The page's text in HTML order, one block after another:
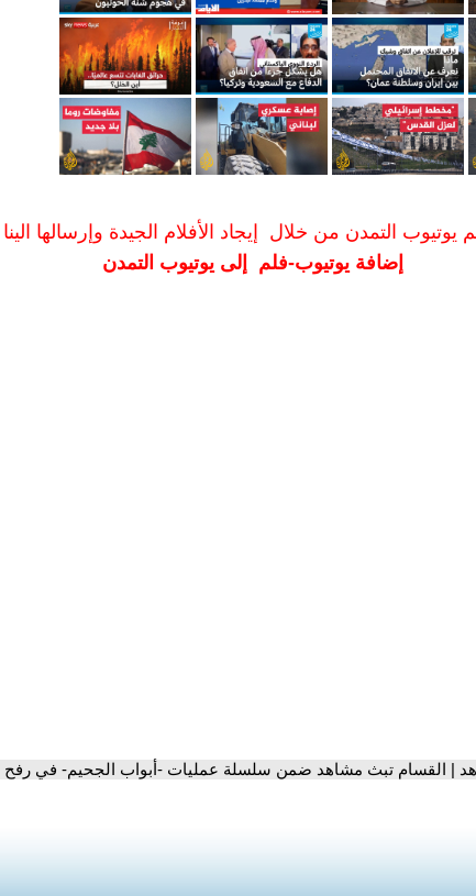
يوتيوب التمدن من خلال إيجاد الأفلام الجيدة وإرسالها الينا
إضافة يوتيوب-فلم إلى يوتيوب التمدن
| القسام تبث مشاهد ضمن سلسلة عمليات -أبواب الجحيم- في رفح